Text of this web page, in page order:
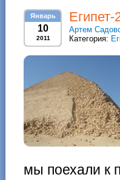
Январь
10
2011
Артем
Категория:
мы поехали к